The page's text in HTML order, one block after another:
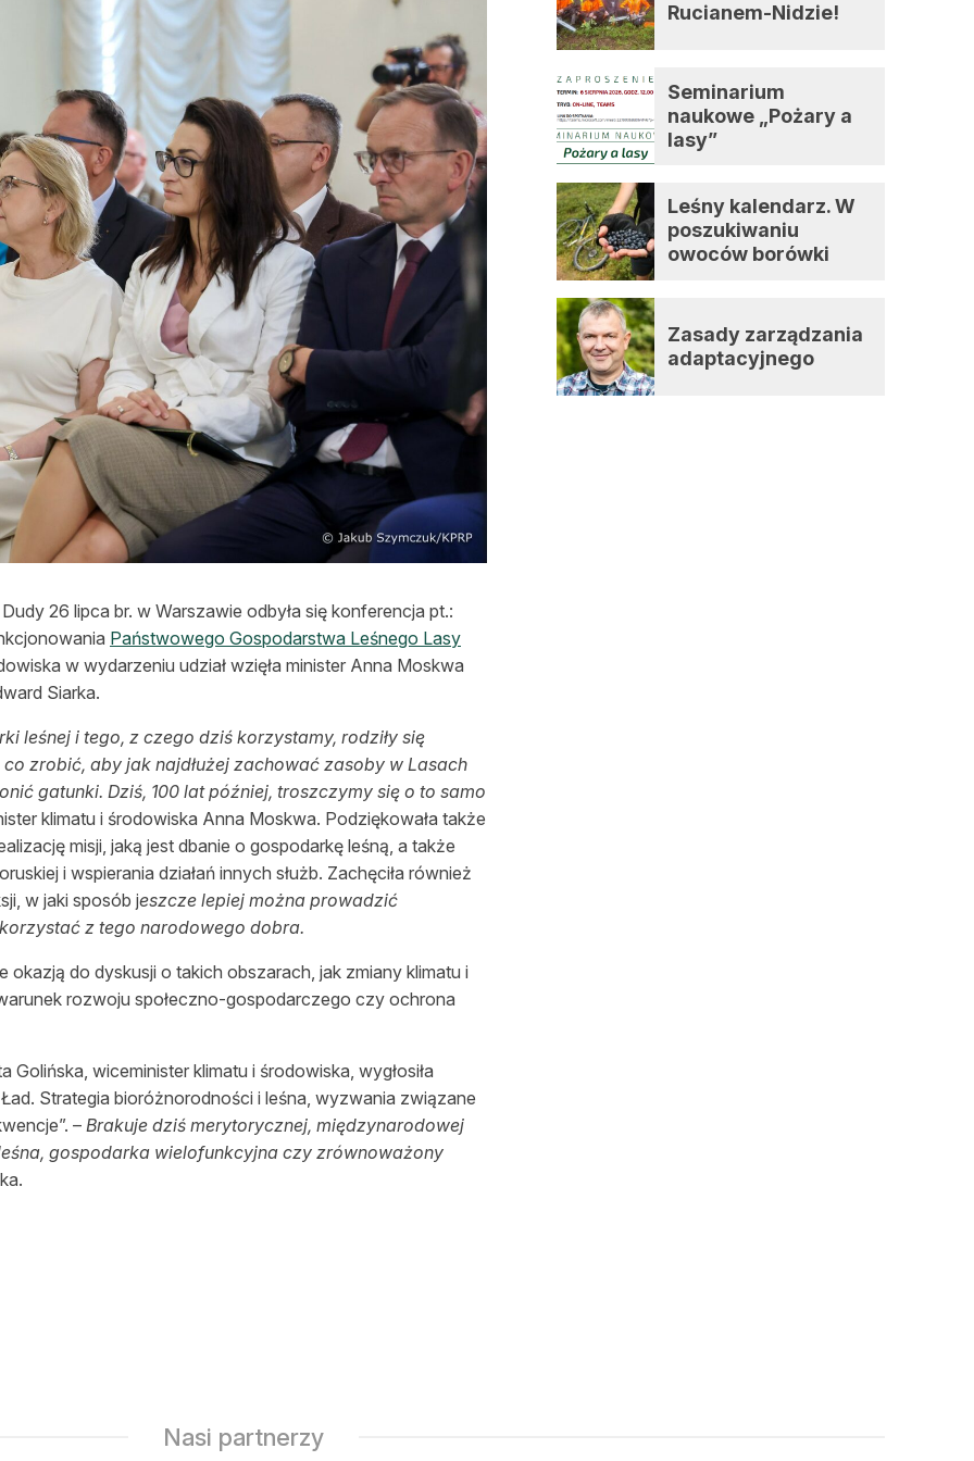
prywatne
26 lipca br. w Warszawie odbyła się konferencja pt.:
Państwowego Gospodarstwa Leśnego Lasy
w wydarzeniu udział wzięła minister Anna Moskwa
Siarka.
leśnej i tego, z czego dziś korzystamy, rodziły się
zrobić, aby jak najdłużej zachować zasoby w Lasach
gatunki. Dziś, 100 lat później, troszczymy się o to samo
klimatu i środowiska Anna Moskwa. Podziękowała także
misji, jaką jest dbanie o gospodarkę leśną, a także
i wspierania działań innych służb. Zachęciła również
w jaki sposób jeszcze lepiej można prowadzić
z tego narodowego dobra.
okazją do dyskusji o takich obszarach, jak zmiany klimatu i
rozwoju społeczno-gospodarczego czy ochrona
wiceminister klimatu i środowiska, wygłosiła
Strategia bioróżnorodności i leśna, wyzwania związane
– Brakuje dziś merytorycznej, międzynarodowej
gospodarka wielofunkcyjna czy zrównoważony
Rucianem-Nidzie!
Seminarium
naukowe „Pożary a
lasy”
Leśny kalendarz. W
poszukiwaniu
owoców borówki
Zasady zarządzania
adaptacyjnego
Nasi partnerzy